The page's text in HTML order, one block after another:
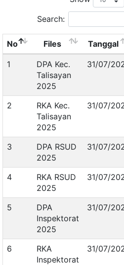
Search:
No Files Tanggal
1
DPA Kec.
Talisayan
2025
31/07/
2
RKA Kec.
Talisayan
2025
31/07/
3
DPA RSUD
2025
31/07/
4
RKA RSUD
2025
31/07/
5
DPA
Inspektorat
2025
31/07/
6
RKA
Inspektorat
31/07/